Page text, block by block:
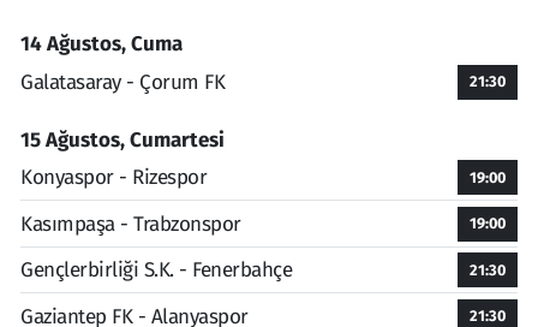
14 Ağustos, Cuma
Galatasaray - Çorum FK
21:30
15 Ağustos, Cumartesi
Konyaspor - Rizespor
19:00
Kasımpaşa - Trabzonspor 19:00
Gençlerbirliği S.K. - Fenerbahçe 21:30
Gaziantep FK - Alanyaspor 21:30